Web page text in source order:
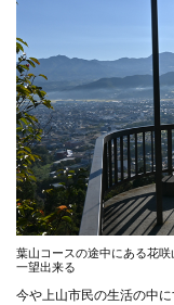
葉山コースの途中にある花
一望出来る
今や上山市民の生活の中